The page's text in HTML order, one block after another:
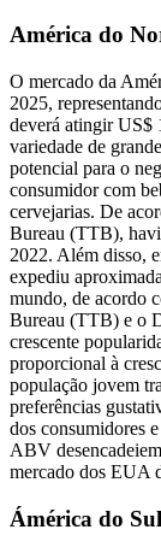
América do
O mercado da
2025,
deverá atingir US$
variedade de
potencial para o
consumidor com
cervejarias. De
Bureau (TTB),
2022. Além disso,
expediu
mundo, de acordo
Bureau (TTB) e o
crescente
proporcional à
população jovem
preferências
dos consumidores
ABV
mercado dos EUA
Ámérica do Sul